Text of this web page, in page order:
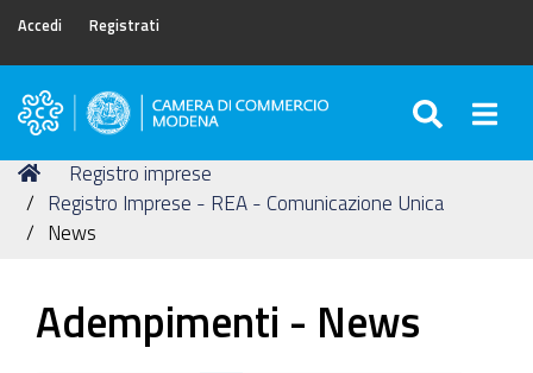
Accedi Registrati
Camera
Commercio
di
Modena
Tu
sei
qui:
Home
Registro imprese
Registro Imprese - REA - Comunicazione Unica
News
Adempimenti - News